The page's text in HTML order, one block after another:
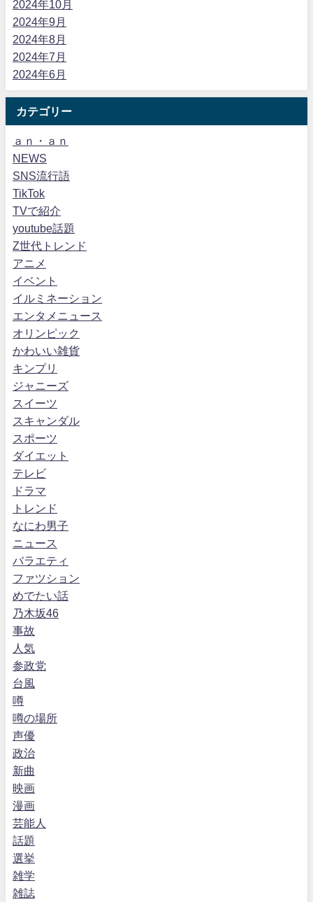
2024年10月
2024年9月
2024年8月
2024年7月
2024年6月
カテゴリー
ａｎ・ａｎ
NEWS
SNS流行語
TikTok
TVで紹介
youtube話題
Z世代トレンド
アニメ
イベント
イルミネーション
エンタメニュース
オリンピック
かわいい雑貨
キンプリ
ジャニーズ
スイーツ
スキャンダル
スポーツ
ダイエット
テレビ
ドラマ
トレンド
なにわ男子
ニュース
バラエティ
ファツション
めでたい話
乃木坂46
事故
人気
参政党
台風
噂
噂の場所
声優
政治
新曲
映画
漫画
芸能人
話題
選挙
雑学
雑誌